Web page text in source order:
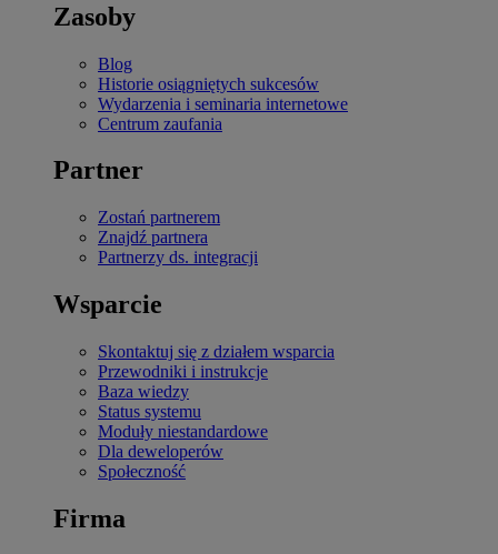
Zasoby
Blog
Historie osiągniętych sukcesów
Wydarzenia i seminaria internetowe
Centrum zaufania
Partner
Zostań partnerem
Znajdź partnera
Partnerzy ds. integracji
Wsparcie
Skontaktuj się z działem wsparcia
Przewodniki i instrukcje
Baza wiedzy
Status systemu
Moduły niestandardowe
Dla deweloperów
Społeczność
Firma